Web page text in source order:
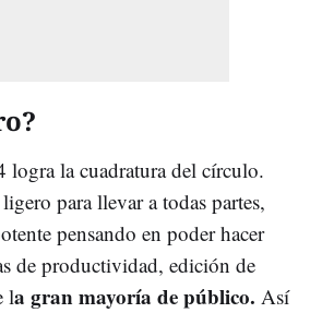
la cuadratura del círculo.
para llevar a todas partes,
pensando en poder hacer
de productividad, edición de
la gran mayoría de público. Así